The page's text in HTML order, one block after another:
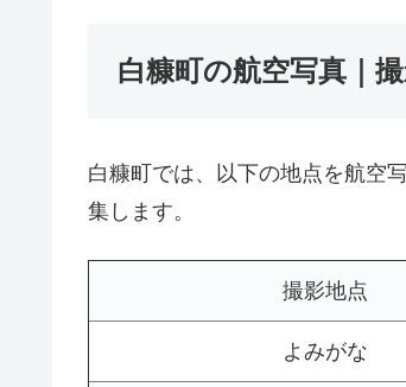
白糠町の航空写真｜
白糠町では、以下の地点を航空
集します。
撮影地点
よみがな